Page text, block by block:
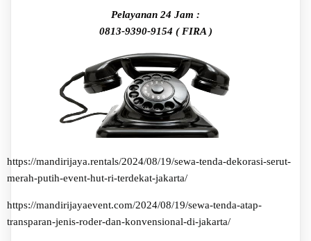
Pelayanan 24 Jam :
0813-9390-9154 ( FIRA )
https://mandirijaya.rentals/2024/08/19/sewa-tenda-dekorasi-serut-
merah-putih-event-hut-ri-terdekat-jakarta/
https://mandirijayaevent.com/2024/08/19/sewa-tenda-atap-
transparan-jenis-roder-dan-konvensional-di-jakarta/